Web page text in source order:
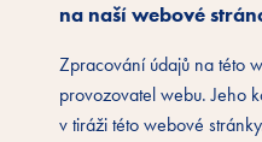
na naší webové
Zpracování údajů na této
provozovatel webu. Jeho
v tiráži této webové